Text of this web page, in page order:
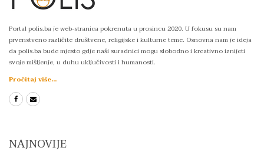
Portal polis.ba je web-stranica pokrenuta u prosincu 2020. U fokusu su nam
prvenstveno različite društvene, religijske i kulturne teme. Osnovna nam je ideja
da polis.ba bude mjesto gdje naši suradnici mogu slobodno i kreativno iznijeti
svoje mišljenje, u duhu uključivosti i humanosti.
Pročitaj više...
NAJNOVIJE